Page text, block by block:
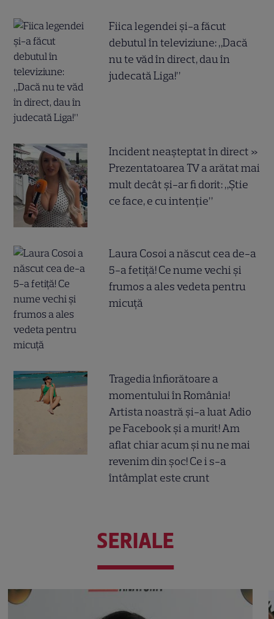
Fiica legendei și-a făcut
debutul în televiziune: „Dacă
nu te văd în direct, dau în
judecată Liga!”
Incident neașteptat în direct »
Prezentatoarea TV a arătat mai
mult decât și-ar fi dorit: „Știe
ce face, e cu intenție”
Laura Cosoi a născut cea de-a
5-a fetiță! Ce nume vechi și
frumos a ales vedeta pentru
micuță
Tragedia înfiorătoare a
momentului în România!
Artista noastră și-a luat Adio
pe Facebook și a murit! Am
aflat chiar acum și nu ne mai
revenim din șoc! Ce i s-a
întâmplat este crunt
SERIALE